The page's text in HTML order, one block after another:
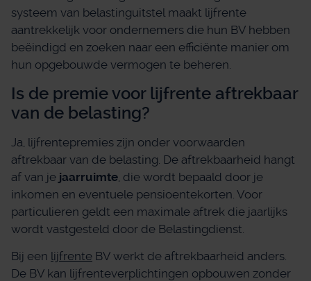
systeem van belastinguitstel maakt lijfrente
aantrekkelijk voor ondernemers die hun BV hebben
beëindigd en zoeken naar een efficiënte manier om
hun opgebouwde vermogen te beheren.
Is de premie voor lijfrente aftrekbaar
van de belasting?
Ja, lijfrentepremies zijn onder voorwaarden
aftrekbaar van de belasting. De aftrekbaarheid hangt
af van je jaarruimte , die wordt bepaald door je
inkomen en eventuele pensioentekorten. Voor
particulieren geldt een maximale aftrek die jaarlijks
wordt vastgesteld door de Belastingdienst.
Bij een lijfrente BV werkt de aftrekbaarheid anders.
De BV kan lijfrenteverplichtingen opbouwen zonder